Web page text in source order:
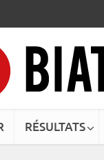
RÉSULTATS